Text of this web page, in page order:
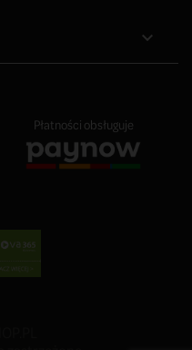

Płatności obsługuje